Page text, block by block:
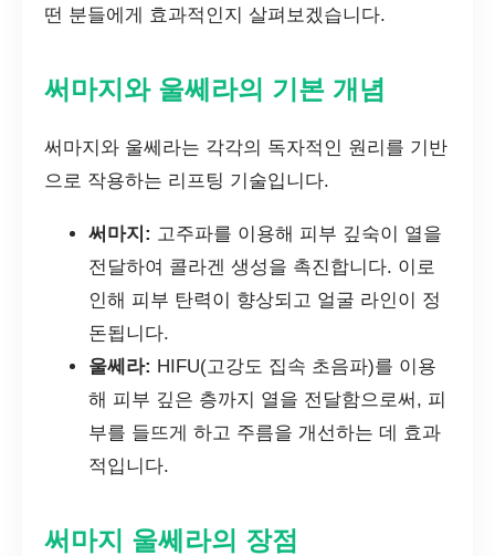
떤 분들에게 효과적인지 살펴보겠습니다.
써마지와 울쎄라의 기본 개념
써마지와 울쎄라는 각각의 독자적인 원리를 기반
으로 작용하는 리프팅 기술입니다.
써마지: 고주파를 이용해 피부 깊숙이 열을
전달하여 콜라겐 생성을 촉진합니다. 이로
인해 피부 탄력이 향상되고 얼굴 라인이 정
돈됩니다.
울쎄라: HIFU(고강도 집속 초음파)를 이용
해 피부 깊은 층까지 열을 전달함으로써, 피
부를 들뜨게 하고 주름을 개선하는 데 효과
적입니다.
써마지 울쎄라의 장점